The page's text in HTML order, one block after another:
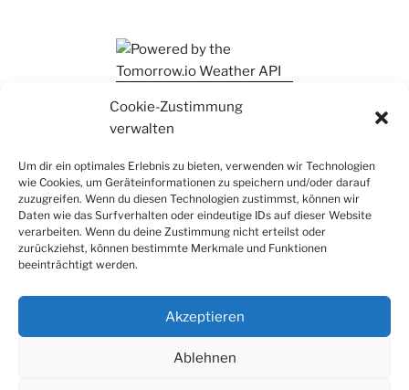
Cookie-Zustimmung
verwalten
Um dir ein optimales Erlebnis zu bieten, verwenden wir Technologien
wie Cookies, um Geräteinformationen zu speichern und/oder darauf
zuzugreifen. Wenn du diesen Technologien zustimmst, können wir
Daten wie das Surfverhalten oder eindeutige IDs auf dieser Website
verarbeiten. Wenn du deine Zustimmung nicht erteilst oder
zurückziehst, können bestimmte Merkmale und Funktionen
beeinträchtigt werden.
Akzeptieren
Ablehnen